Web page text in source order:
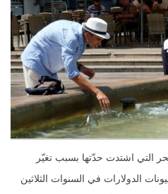
التي اشتدت حدّتها بسبب تغيّر
الدولارات في السنوات الثلاثين